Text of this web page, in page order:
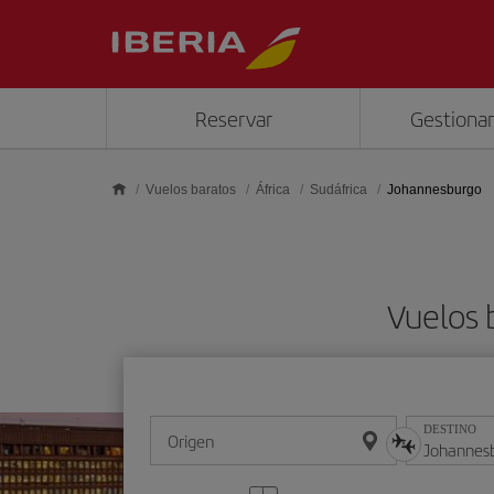
Reservar
Vuelos baratos África Sudáfrica Johannesburgo
Origen DESTINO